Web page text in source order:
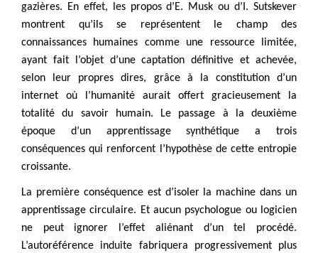
gazières. En effet, les propos d’E. Musk ou d’I. Sutskever
montrent qu’ils se représentent le champ des
connaissances humaines comme une ressource limitée,
ayant fait l’objet d’une captation définitive et achevée,
selon leur propres dires, grâce à la constitution d’un
internet où l’humanité aurait offert gracieusement la
totalité du savoir humain. Le passage à la deuxième
époque d’un apprentissage synthétique a trois
conséquences qui renforcent l’hypothèse de cette entropie
croissante.
La première conséquence est d’isoler la machine dans un
apprentissage circulaire. Et aucun psychologue ou logicien
ne peut ignorer l’effet aliénant d’un tel procédé.
L’autoréférence induite fabriquera progressivement plus